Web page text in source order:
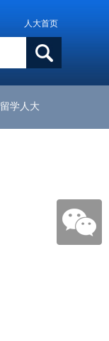
人大首页
留学人大